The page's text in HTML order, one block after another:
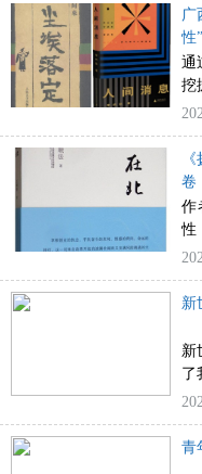
了
广
性
通
挖
心
卷
作
性
光
新
新
了
学
个
青